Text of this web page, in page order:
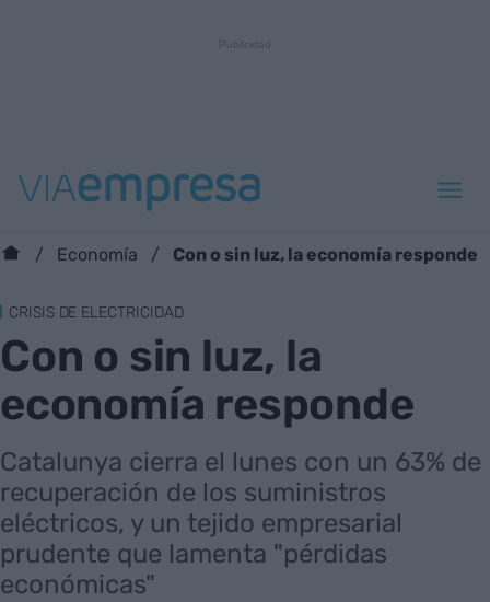
Economía Con o sin luz, la economía responde
CRISIS DE ELECTRICIDAD
Con o sin luz, la
economía responde
Catalunya cierra el lunes con un 63% de
recuperación de los suministros
eléctricos, y un tejido empresarial
prudente que lamenta "pérdidas
económicas"